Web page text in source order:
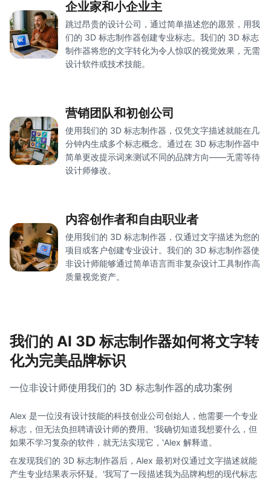
企业家和小企业主
跳过昂贵的设计公司，通过简单描述您的愿景，用我
们的 3D 标志制作器创建专业标志。我们的 3D 标志
制作器将您的文字转化为令人惊叹的视觉效果，无需
设计软件或技术技能。
营销团队和初创公司
使用我们的 3D 标志制作器，仅凭文字描述就能在几
分钟内生成多个标志概念。通过在 3D 标志制作器中
简单更改提示词来测试不同的品牌方向——无需等待
设计师修改。
内容创作者和自由职业者
使用我们的 3D 标志制作器，仅通过文字描述为您的
项目或客户创建专业设计。我们的 3D 标志制作器使
非设计师能够通过简单语言而非复杂设计工具制作高
质量视觉资产。
我们的 AI 3D 标志制作器如何将文字转
化为完美品牌标识
一位非设计师使用我们的 3D 标志制作器的成功案例
Alex 是一位没有设计技能的科技创业公司创始人，他需要一个专业
标志，但无法负担聘请设计师的费用。'我确切知道我想要什么，但
如果不学习复杂的软件，就无法实现它，'Alex 解释道。
在发现我们的 3D 标志制作器后，Alex 最初对仅通过文字描述就能
产生专业结果表示怀疑。'我写了一段描述我为品牌构想的现代标志